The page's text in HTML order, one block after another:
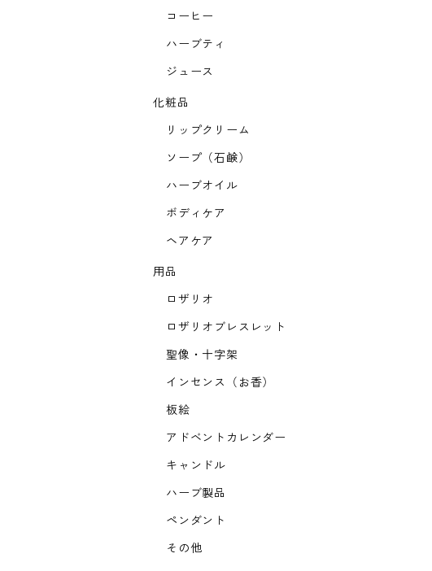
コーヒー
ハーブティ
ジュース
化粧品
リップクリーム
ソープ（石鹸）
ハーブオイル
ボディケア
ヘアケア
用品
ロザリオ
ロザリオブレスレット
聖像・十字架
インセンス（お香）
板絵
アドベントカレンダー
キャンドル
ハーブ製品
ペンダント
その他